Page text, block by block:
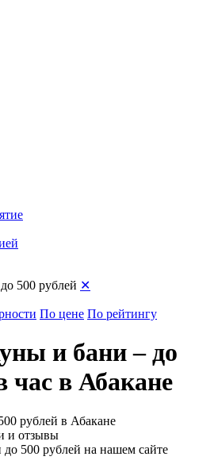
500 рублей ✕
По цене По рейтингу
и бани – до
час в Абакане
рублей в Абакане
и отзывы
до 500 рублей на нашем сайте